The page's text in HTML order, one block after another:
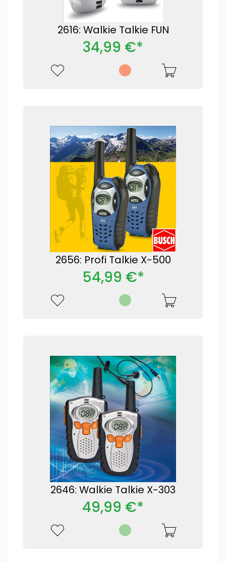
2616: Walkie Talkie FUN
34,99 €*
2656: Profi Talkie X-500
54,99 €*
2646: Walkie Talkie X-303
49,99 €*